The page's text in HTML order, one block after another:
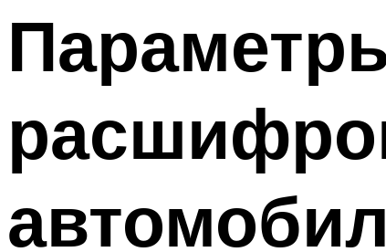
Меню